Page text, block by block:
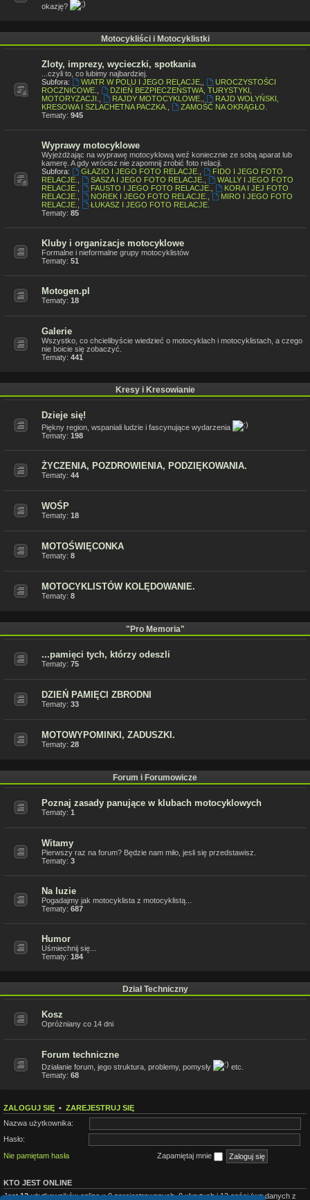
okazję?
Motocykliści i Motocyklistki
Zloty, imprezy, wycieczki, spotkania
...czyli to, co lubimy najbardziej.
Subfora:
WIATR W POLU I JEGO RELACJE,
UROCZYSTOŚCI
ROCZNICOWE.
DZIEŃ BEZPIECZEŃSTWA, TURYSTYKI,
MOTORYZACJI.
RAJDY MOTOCYKLOWE.
RAJD WOŁYŃSKI,
KRESOWA I SZLACHETNA PACZKA.
ZAMOŚĆ NA OKRĄGŁO.
Tematy: 945
Wyprawy motocyklowe
Wyjeżdżając na wyprawę motocyklową weź koniecznie ze sobą aparat lub
kamerę. A gdy wrócisz nie zapomnij zrobić foto relacji.
Subfora:
GŁAZIO I JEGO FOTO RELACJE.
FIDO I JEGO FOTO
RELACJE.
SASZA I JEGO FOTO RELACJE.
WALLY I JEGO FOTO
RELACJE.
FAUSTO I JEGO FOTO RELACJE.
KORA I JEJ FOTO
RELACJE.
NOREK I JEGO FOTO RELACJE.
MIRO I JEGO FOTO
RELACJE.
ŁUKASZ I JEGO FOTO RELACJE.
Tematy: 85
Kluby i organizacje motocyklowe
Formalne i nieformalne grupy motocyklistów
Tematy: 51
Motogen.pl
Tematy: 18
Galerie
Wszystko, co chcielibyście wiedzieć o motocyklach i motocyklistach, a czego
nie boicie się zobaczyć.
Tematy: 441
Kresy i Kresowianie
Dzieje się!
Piękny region, wspaniali ludzie i fascynujące wydarzenia
Tematy: 198
ŻYCZENIA, POZDROWIENIA, PODZIĘKOWANIA.
Tematy: 44
WOŚP
Tematy: 18
MOTOŚWIĘCONKA
Tematy: 8
MOTOCYKLISTÓW KOLĘDOWANIE.
Tematy: 8
"Pro Memoria"
...pamięci tych, którzy odeszli
Tematy: 75
DZIEŃ PAMIĘCI ZBRODNI
Tematy: 33
MOTOWYPOMINKI, ZADUSZKI.
Tematy: 28
Forum i Forumowicze
Poznaj zasady panujące w klubach motocyklowych
Tematy: 1
Witamy
Pierwszy raz na forum? Będzie nam miło, jesli się przedstawisz.
Tematy: 3
Na luzie
Pogadajmy jak motocyklista z motocyklistą...
Tematy: 687
Humor
Uśmiechnij się...
Tematy: 184
Dział Techniczny
Kosz
Opróżniany co 14 dni
Forum techniczne
Działanie forum, jego struktura, problemy, pomysły
etc.
Tematy: 68
ZALOGUJ SIĘ • ZAREJESTRUJ SIĘ
Nazwa użytkownika:
Hasło:
Nie pamiętam hasła
Zapamiętaj mnie
KTO JEST ONLINE
Jest12użytkowników online :: 0 zarejestrowanych, 0 ukrytych i 12 gości (wg danych z